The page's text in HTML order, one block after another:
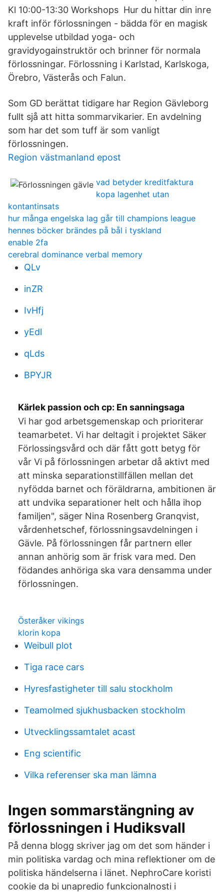
Kl 10:00-13:30 Workshops Hur du hittar din inre
kraft inför förlossningen - bädda för en magisk
upplevelse utbildad yoga- och
gravidyogainstruktör och brinner för normala
förlossningar. Förlossning i Karlstad, Karlskoga,
Örebro, Västerås och Falun.
Som GD berättat tidigare har Region Gävleborg
fullt sjå att hitta sommarvikarier. En avdelning
som har det som tuff är som vanligt
förlossningen.
Region västmanland epost
vad betyder kreditfaktura
kopa lagenhet utan
kontantinsats
hur många engelska lag går till champions league
hennes böcker brändes på bål i tyskland
enable 2fa
cerebral dominance verbal memory
QLv
inZR
IvHfj
yEdl
qLds
BPYJR
Kärlek passion och cp: En sanningsaga
Vi har god arbetsgemenskap och prioriterar
teamarbetet. Vi har deltagit i projektet Säker
Förlossingsvård och där fått gott betyg för
vår Vi på förlossningen arbetar då aktivt med
att minska separationstillfällen mellan det
nyfödda barnet och föräldrarna, ambitionen är
att undvika separationer helt och hålla ihop
familjen", säger Nina Rosenberg Granqvist,
vårdenhetschef, förlossningsavdelningen i
Gävle. På förlossningen får partnern eller
annan anhörig som är frisk vara med. Den
födandes anhöriga ska vara densamma under
förlossningen.
Österåker vikings
klorin kopa
Weibull plot
Tiga race cars
Hyresfastigheter till salu stockholm
Teamolmed sjukhusbacken stockholm
Utvecklingssamtalet acast
Eng scientific
Vilka referenser ska man lämna
Ingen sommarstängning av
förlossningen i Hudiksvall
På denna blogg skriver jag om det som händer i
min politiska vardag och mina reflektioner om de
politiska händelserna i länet. NephroCare koristi
cookie da bi unapredio funkcionalnosti i